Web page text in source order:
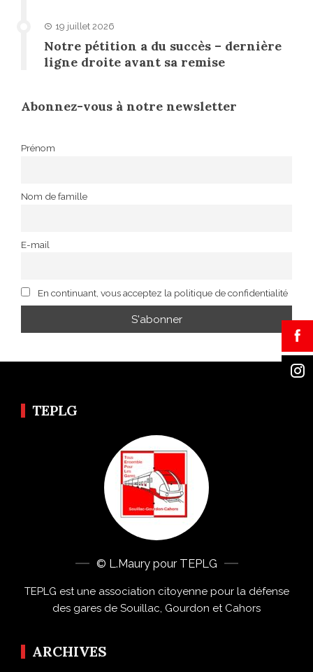
19 juillet 2026
Notre pétition a du succès – dernière
ligne droite avant sa remise
Abonnez-vous à notre newsletter
Prénom
Nom de famille
E-mail
En continuant, vous acceptez la politique de confidentialité
TEPLG
© L.Maury pour TEPLG
TEPLG est une association citoyenne pour la défense
des gares de Souillac, Gourdon et Cahors
ARCHIVES